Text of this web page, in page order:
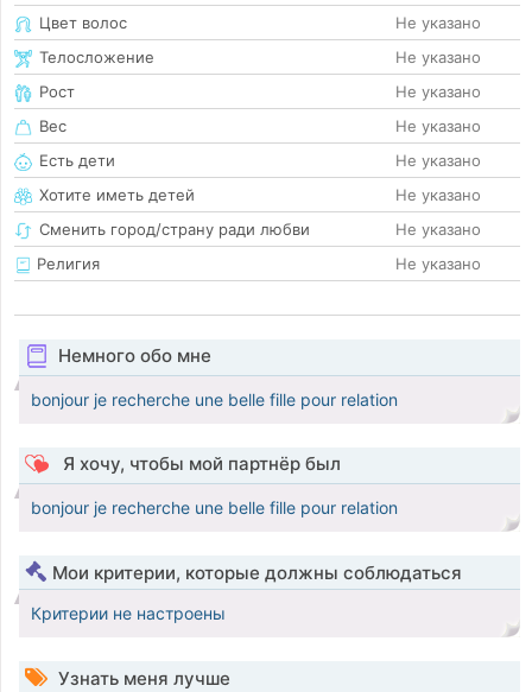
Цвет волос
Не указано
Телосложение
Не указано
Рост
Не указано
Вес
Не указано
Есть дети
Не указано
Хотите иметь детей
Не указано
Сменить город/страну ради любви
Не указано
Религия
Не указано
Немного обо мне
bonjour je recherche une belle fille pour relation
Я хочу, чтобы мой партнёр был
bonjour je recherche une belle fille pour relation
Мои критерии, которые должны соблюдаться
Критерии не настроены
Узнать меня лучше